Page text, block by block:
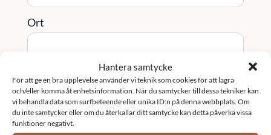
Hantera samtycke
För att ge en bra upplevelse använder vi teknik som cookies för att lagra
och/eller komma åt enhetsinformation. När du samtycker till dessa tekniker kan
vi behandla data som surfbeteende eller unika ID:n på denna webbplats. Om
du inte samtycker eller om du återkallar ditt samtycke kan detta påverka vissa
funktioner negativt.
Ort
Meddelande*